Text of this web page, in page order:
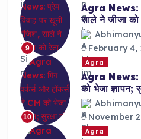
9
Agra News:
साले ने जीजा को
February 4,
10
Agra
Agra News:
को भेजा ज्ञापन;
November
Agra